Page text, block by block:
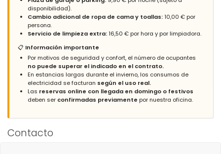
(Traducido por Google)
Excelente apartamento con una hermosa vista todo lo
disponible
Respuesta del Administrador:Dear Mr. Küchle, We are glad
that you had a good holiday. Best regards, Grupo Turis
Alquileres.
Respuesta del Administrador (Traducido por Google):
Estimado Sr. Küchle, Nos alegra que haya tenido unas buenas
disponibilidad).
Cambio adicional de ropa de cama y toallas:10,00 € por
persona.
Servicio de limpieza extra:16,50 € por hora y por limpiadora.
📋 Información importante
Por motivos de seguridad y confort, el número de ocupantes
no puede superar el indicado en el contrato.
En estancias largas durante el invierno, los consumos de
electricidad se facturan según el uso real.
Las reservas online con llegada en domingo o festivos
deben ser confirmadas previamente por nuestra oficina.
Contacto